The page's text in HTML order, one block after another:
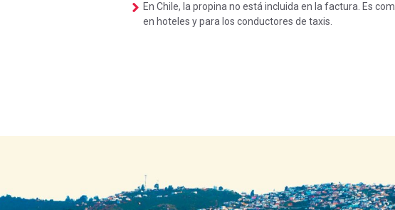
En Chile, la propina no está incluida en la factura. Es
en hoteles y para los conductores de taxis.